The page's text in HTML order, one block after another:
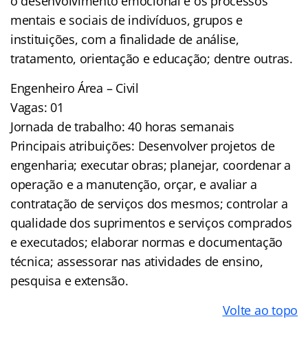
mentais e sociais de indivíduos, grupos e
instituições, com a finalidade de análise,
tratamento, orientação e educação; dentre outras.
Engenheiro Área – Civil
Vagas: 01
Jornada de trabalho: 40 horas semanais
Principais atribuições: Desenvolver projetos de
engenharia; executar obras; planejar, coordenar a
operação e a manutenção, orçar, e avaliar a
contratação de serviços dos mesmos; controlar a
qualidade dos suprimentos e serviços comprados
e executados; elaborar normas e documentação
técnica; assessorar nas atividades de ensino,
pesquisa e extensão.
Volte ao topo